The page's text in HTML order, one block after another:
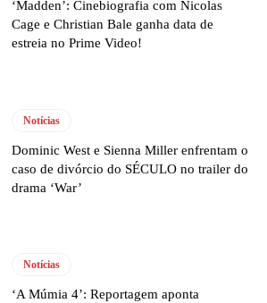
‘Madden’: Cinebiografia com Nicolas
Cage e Christian Bale ganha data de
estreia no Prime Video!
Notícias
Dominic West e Sienna Miller enfrentam o
caso de divórcio do SÉCULO no trailer do
drama ‘War’
Notícias
‘A Múmia 4’: Reportagem aponta